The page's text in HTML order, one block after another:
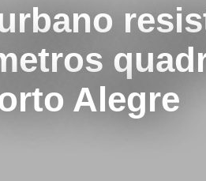
Alegre